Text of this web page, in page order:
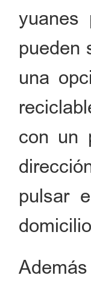
pueden
una
con un
pulsar